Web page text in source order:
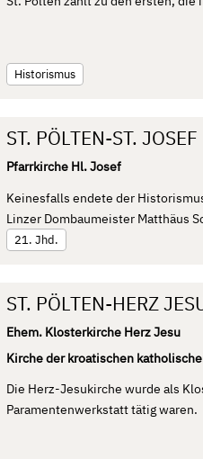
Historismus
ST. PÖLTEN-ST. JOSEF
Pfarrkirche Hl. Josef
Keinesfalls endete der
Linzer Dombaumeister Matthäus
21. Jhd.
ST. PÖLTEN-HERZ
Ehem. Klosterkirche Herz Jesu
Kirche der kroatischen
Die Herz-Jesukirche wurde als
Paramentenwerkstatt tätig waren.